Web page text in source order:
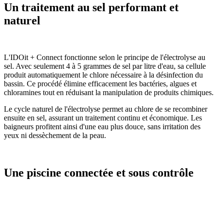
Un traitement au sel performant et
naturel
L'IDOit + Connect fonctionne selon le principe de l'électrolyse au
sel. Avec seulement 4 à 5 grammes de sel par litre d'eau, sa cellule
produit automatiquement le chlore nécessaire à la désinfection du
bassin. Ce procédé élimine efficacement les bactéries, algues et
chloramines tout en réduisant la manipulation de produits chimiques.
Le cycle naturel de l'électrolyse permet au chlore de se recombiner
ensuite en sel, assurant un traitement continu et économique. Les
baigneurs profitent ainsi d'une eau plus douce, sans irritation des
yeux ni dessèchement de la peau.
Une piscine connectée et sous contrôle